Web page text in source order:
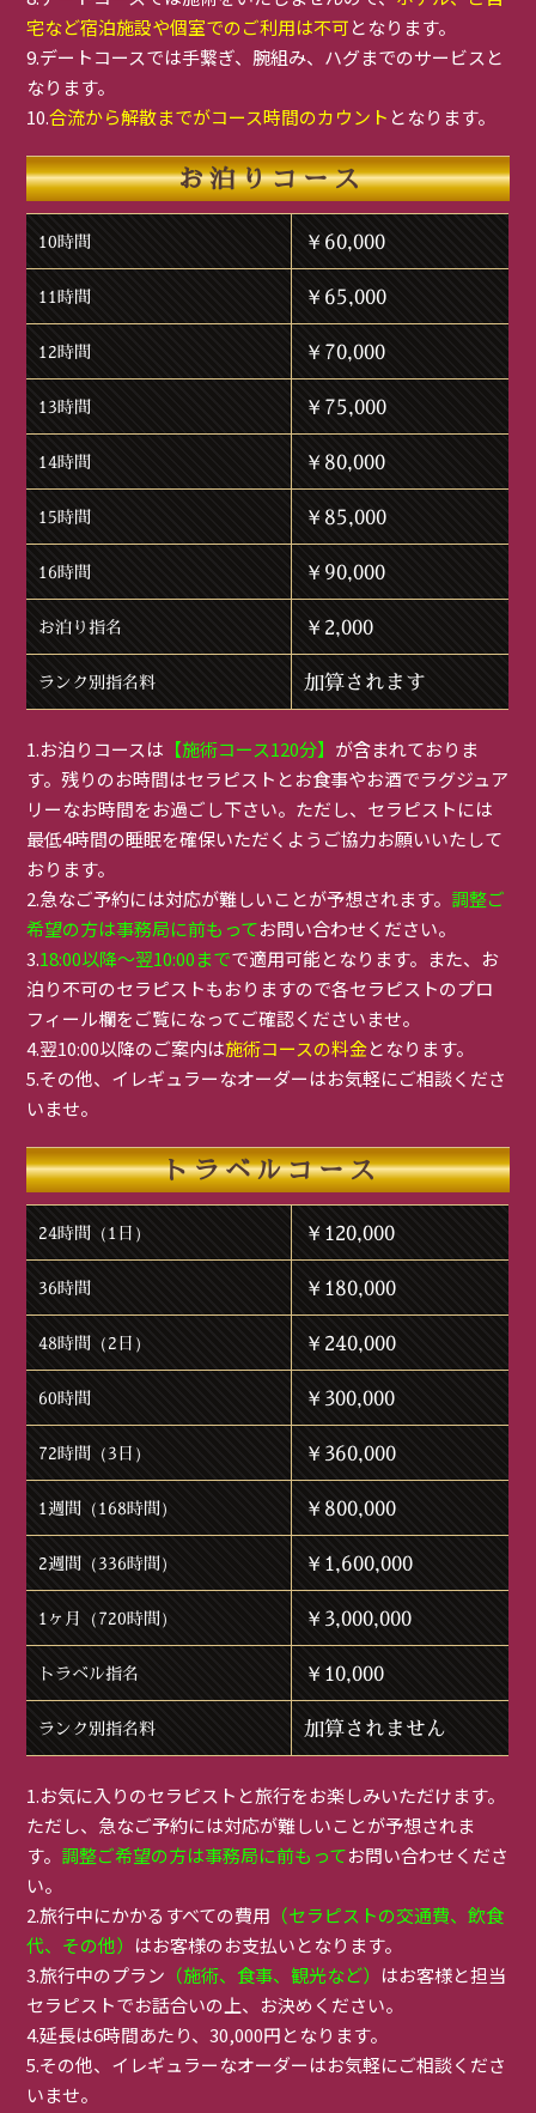
宅など宿泊施設や個室でのご利用は不可となります。
9.デートコースでは手繋ぎ、腕組み、ハグまでのサービスと
なります。
10.合流から解散までがコース時間のカウント となります。
お泊りコース
10時間 ￥60,000
11時間 ￥65,000
12時間 ￥70,000
13時間 ￥75,000
14時間 ￥80,000
15時間 ￥85,000
16時間 ￥90,000
お泊り指名 ￥2,000
ランク別指名料 加算されます
1.お泊りコースは 【施術コース120分】 が含まれておりま
す。残りのお時間はセラピストとお食事やお酒でラグジュア
リーなお時間をお過ごし下さい。ただし、セラピストには
最低4時間の睡眠を確保いただくようご協力お願いいたして
おります。
2.急なご予約には対応が難しいことが予想されます。 調整ご
希望の方は事務局に前もってお問い合わせください。
3.18:00以降～翌10:00までで適用可能となります。また、お
泊り不可のセラピストもおりますので各セラピストのプロ
フィール欄をご覧になってご確認くださいませ。
4.翌10:00以降のご案内は施術コースの料金となります。
5.その他、イレギュラーなオーダーはお気軽にご相談くださ
いませ。
トラベルコース
24時間（1日） ￥120,000
36時間 ￥180,000
48時間（2日） ￥240,000
60時間 ￥300,000
72時間（3日） ￥360,000
1週間（168時間） ￥800,000
2週間（336時間） ￥1,600,000
1ヶ月（720時間） ￥3,000,000
トラベル指名 ￥10,000
ランク別指名料 加算されません
1.お気に入りのセラピストと旅行をお楽しみいただけます。
ただし、急なご予約には対応が難しいことが予想されま
す。 調整ご希望の方は事務局に前もってお問い合わせくださ
い。
2.旅行中にかかるすべての費用 （セラピストの交通費、飲食
代、その他） はお客様のお支払いとなります。
3.旅行中のプラン （施術、食事、観光など） はお客様と担当
セラピストでお話合いの上、お決めください。
4.延長は6時間あたり、30,000円となります。
5.その他、イレギュラーなオーダーはお気軽にご相談くださ
いませ。